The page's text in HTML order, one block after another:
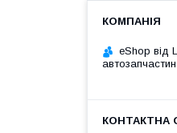
eShop від
автозапчастин